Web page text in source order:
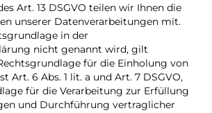
Art. 13 DSGVO teilen wir Ihnen die
unserer Datenverarbeitungen mit.
in der
nicht genannt wird, gilt
für die Einholung von
Art. 6 Abs. 1 lit. a und Art. 7 DSGVO,
für die Verarbeitung zur Erfüllung
und Durchführung vertraglicher